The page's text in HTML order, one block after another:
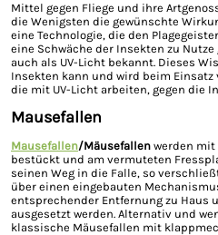
Mittel gegen Fliege und ihre
die Wenigsten die gewünschte
eine Technologie, die den
eine Schwäche der Insekten zu
auch als UV-Licht bekannt. Dieses
Insekten kann und wird beim Einsatz
die mit UV-Licht arbeiten, gegen die
Mausefallen
Mausefallen/Mäusefallen werden mit
bestückt und am vermuteten
seinen Weg in die Falle, so
über einen eingebauten
entsprechender Entfernung zu Haus
ausgesetzt werden. Alternativ und
klassische Mäusefallen mit